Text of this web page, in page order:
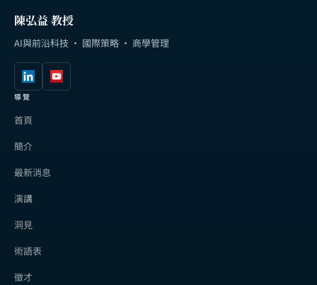
陳弘益 教授
AI與前沿科技 · 國際策略 · 商學管理
導覽
首頁
簡介
最新消息
演講
洞見
術語表
徵才